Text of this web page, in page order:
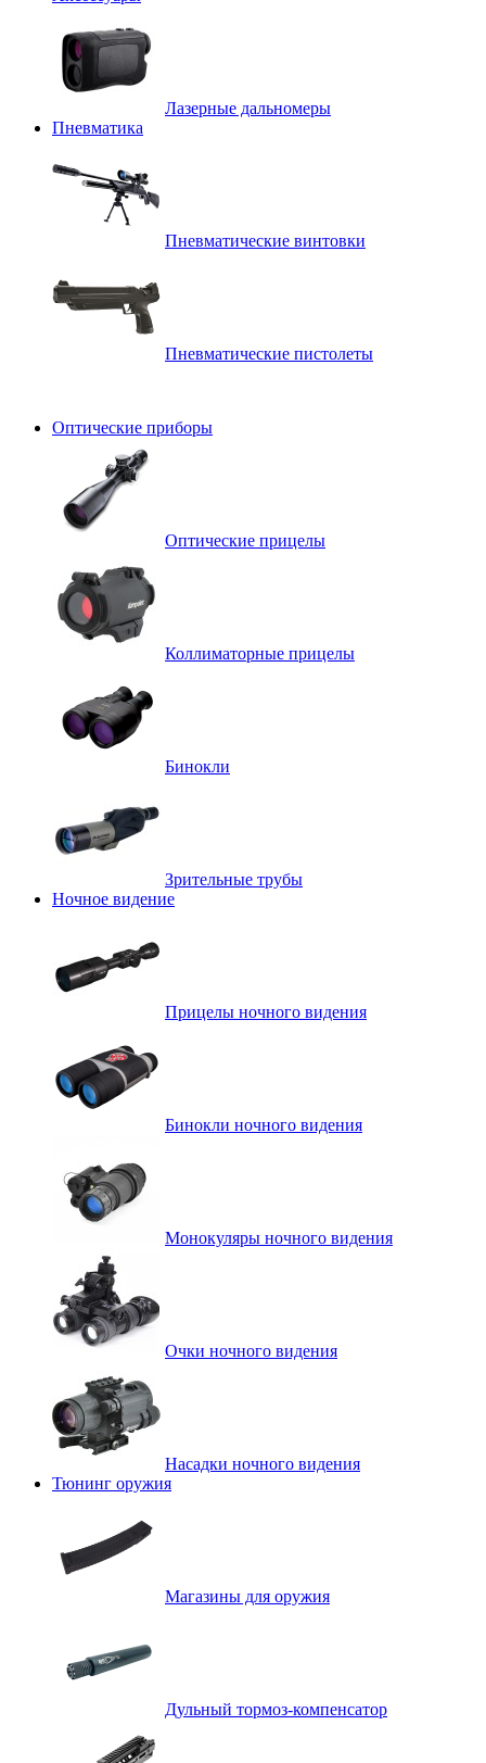
Лазерные дальномеры
Пневматика
Пневматические винтовки
Пневматические пистолеты
Оптические приборы
Оптические прицелы
Коллиматорные прицелы
Бинокли
Зрительные трубы
Ночное видение
Прицелы ночного видения
Бинокли ночного видения
Монокуляры ночного видения
Очки ночного видения
Насадки ночного видения
Тюнинг оружия
Магазины для оружия
Дульный тормоз-компенсатор